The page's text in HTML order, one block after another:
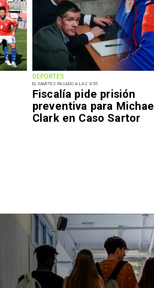
DEPORTES
EL MARTES PASADO A LAS 9:55
Fiscalía pide prisión
preventiva para Michael
Clark en Caso Sartor